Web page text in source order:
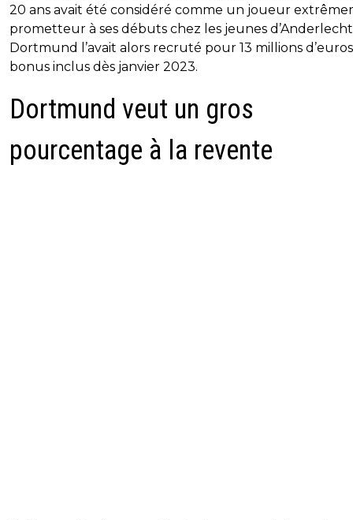
20 ans avait été considéré comme un joueur
prometteur à ses débuts chez les jeunes
Dortmund l’avait alors recruté pour 13 millions
bonus inclus dès janvier 2023.
Dortmund veut un gros
pourcentage à la revente